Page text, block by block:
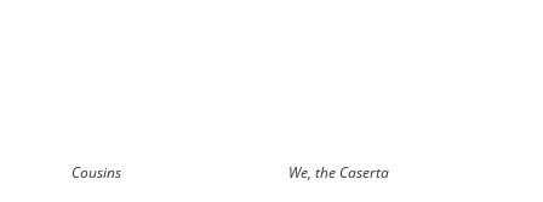
Cousins We, the Caserta